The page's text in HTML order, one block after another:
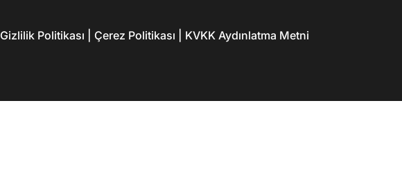
Gizlilik Politikası | Çerez Politikası | KVKK Aydınlatma Metni